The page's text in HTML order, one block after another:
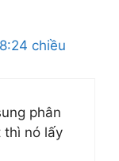
chiều
phân
thì nó lấy